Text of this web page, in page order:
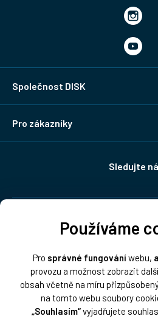
Používáme
Pro správné fungováníwebu,
provozu a možnost zobrazit
obsah včetně na míru
na tomto webu soubory
„Souhlasím“vyjadřujete
Společnost DISK
Pro zákazníky
Sledujte
Platba: